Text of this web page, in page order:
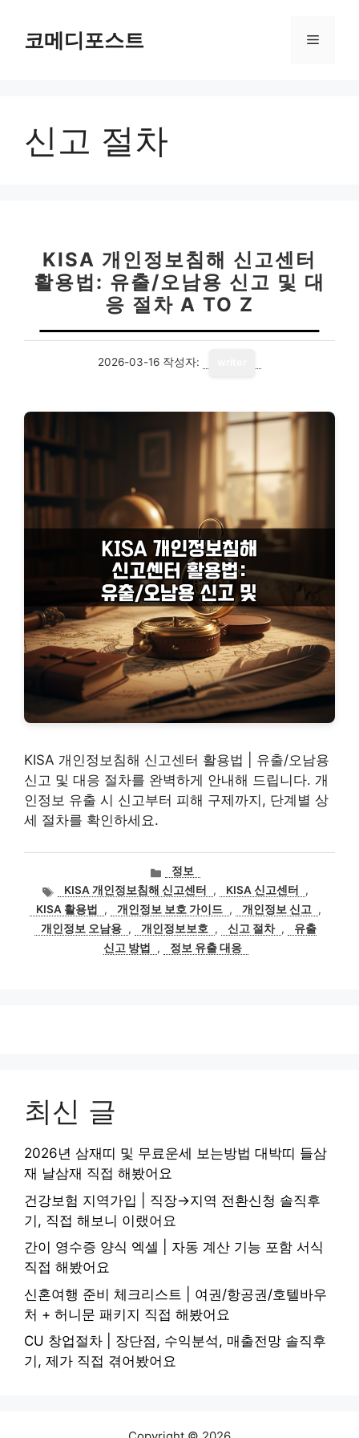
코메디포스트 메
신고 절차
KISA 개인정보침해 신고센터
활용법: 유출/오남용 신고 및 대
응 절차 A TO Z
2026-03-16 작성자:
KISA 개인정보침해 신고센터 활용법 | 유출/오남용
신고 및 대응 절차를 완벽하게 안내해 드립니다. 개
인정보 유출 시 신고부터 피해 구제까지, 단계별 상
세 절차를 확인하세요.
카
테
고
리
정보
태
그
KISA 개인정보침해 신고센터 , KISA 신고센터
,
KISA 활용법
, 개인정보 보호 가이드 , 개인정보 신고
,
개인정보 오남용 , 개인정보보호 , 신고 절차 ,
유출
신고 방법
, 정보 유출 대응
최신 글
2026년 삼재띠 및 무료운세 보는방법 대박띠 들삼
재 날삼재 직접 해봤어요
건강보험 지역가입 | 직장→지역 전환신청 솔직후
기, 직접 해보니 이랬어요
간이 영수증 양식 엑셀 | 자동 계산 기능 포함 서식
직접 해봤어요
신혼여행 준비 체크리스트 | 여권/항공권/호텔바우
처 + 허니문 패키지 직접 해봤어요
CU 창업절차 | 장단점, 수익분석, 매출전망 솔직후
기, 제가 직접 겪어봤어요